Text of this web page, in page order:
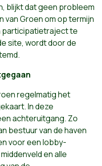
blijkt dat geen probleem
van Groen om op termijn
participatietraject te
site, wordt door de
regelmatig het
In deze
achteruitgang. Zo
bestuur van de haven
voor een lobby-
en alle